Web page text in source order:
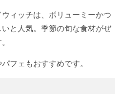
ィッチは、ボリューミーかつ
と人気。季節の旬な食材がぜ
フェもおすすめです。